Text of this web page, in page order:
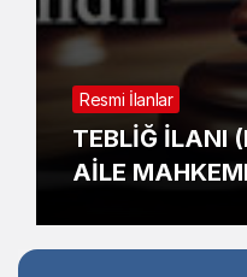
Sistem Modu
Sistem modunu
Resmi İlanlar
TEBLİĞ İLANI
AİLE